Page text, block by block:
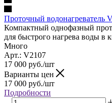
Проточный водонагреватель
Компактный однофазный
для быстрого нагрева воды в
Много
Арт.: V2107
17 000 руб./шт
Варианты цен
17 000 руб./шт
Подробности